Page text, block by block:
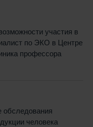
участия в
по ЭКО в Центре
профессора
человека